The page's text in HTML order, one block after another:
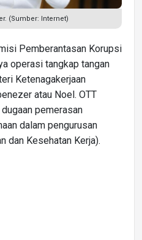
(Sumber: Internet)
Pemberantasan Korupsi
operasi tangkap tangan
Ketenagakerjaan
atau Noel. OTT
pemerasan
dalam pengurusan
dan Kesehatan Kerja).